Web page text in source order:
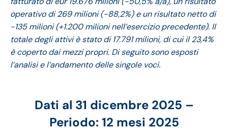
operativo di 269 milioni (-88,2%) e un risultato netto di
-135 milioni (+1.200 milioni nell’esercizio precedente). Il
totale degli attivi è stato di 17.791 milioni, di cui il 23,4%
è coperto dai mezzi propri. Di seguito sono esposti
l’analisi e l’andamento delle singole voci.
Dati al 31 dicembre 2025 –
Periodo: 12 mesi 2025